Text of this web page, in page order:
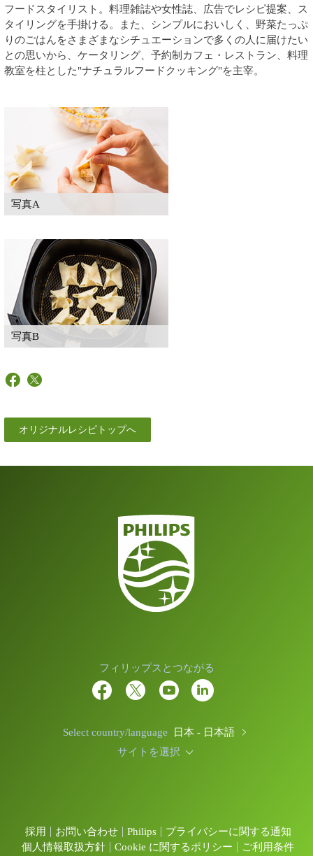
フードスタイリスト。料理雑誌や女性誌、広告でレシピ提案、ス
タイリングを手掛ける。また、シンプルにおいしく、野菜たっぷ
りのごはんをさまざまなシチュエーションで多くの人に届けたい
との思いから、ケータリング、予約制カフェ・レストラン、料理
教室を柱とした"ナチュラルフードクッキング"を主宰。
写真A
写真B
オリジナルレシピトップへ
フィリップスとつながる
Select country/language
日本 - 日本語
サイトを選択
採用 お問い合わせ Philips
プライバシーに関する通知
個人情報取扱方針
Cookie に関するポリシー ご利用条件